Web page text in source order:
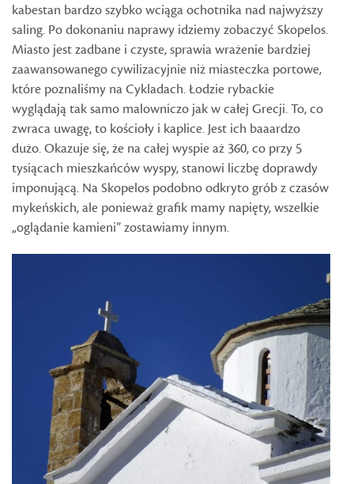
kabestan bardzo szybko wciąga ochotnika nad najwyższy
saling. Po dokonaniu naprawy idziemy zobaczyć Skopelos.
Miasto jest zadbane i czyste, sprawia wrażenie bardziej
zaawansowanego cywilizacyjnie niż miasteczka portowe,
które poznaliśmy na Cykladach. Łodzie rybackie
wyglądają tak samo malowniczo jak w całej Grecji. To, co
zwraca uwagę, to kościoły i kaplice. Jest ich baaardzo
dużo. Okazuje się, że na całej wyspie aż 360, co przy 5
tysiącach mieszkańców wyspy, stanowi liczbę doprawdy
imponującą. Na Skopelos podobno odkryto grób z czasów
mykeńskich, ale ponieważ grafik mamy napięty, wszelkie
„oglądanie kamieni” zostawiamy innym.